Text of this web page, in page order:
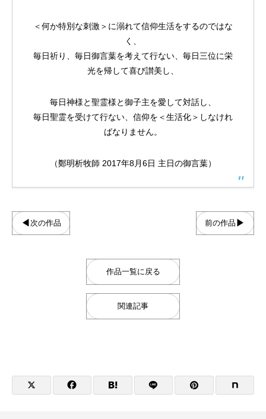
2022.12.04 2019.10.21
2019.05.25
付（字幕なし）】
2018.09.29
2026.06.21
ス！！
2024.10.23
2025.07.27 2024.01.24
＜何か特別な刺激＞に溺れて信仰生活をするのではな
く、
毎日祈り、毎日御言葉を考えて行ない、毎日三位に栄
光を帰して喜び讃美し、
毎日神様と聖霊様と御子主を愛して対話し、
毎日聖霊を受けて行ない、信仰を＜生活化＞しなけれ
ばなりません。
（鄭明析牧師 2017年8月6日 主日の御言葉）
◀ 次の作品 前の作品 ▶
作品一覧に戻る
関連記事